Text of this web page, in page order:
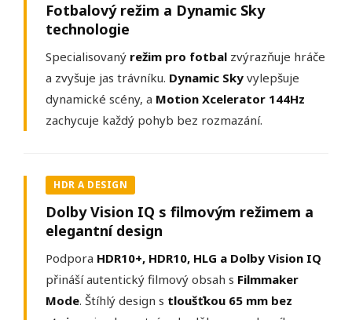
Fotbalový režim a Dynamic Sky
technologie
Specialisovaný režim pro fotbal zvýrazňuje hráče
a zvyšuje jas trávníku. Dynamic Sky vylepšuje
dynamické scény, a Motion Xcelerator 144Hz
zachycuje každý pohyb bez rozmazání.
HDR A DESIGN
Dolby Vision IQ s filmovým režimem a
elegantní design
Podpora HDR10+, HDR10, HLG a Dolby Vision IQ
přináší autentický filmový obsah s Filmmaker
Mode. Štíhlý design s tloušťkou 65 mm bez